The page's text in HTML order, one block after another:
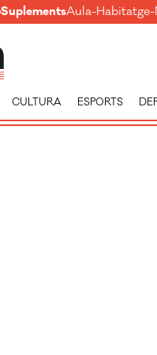
SuplementsAula-Habitatge-
CULTURA ESPORTS